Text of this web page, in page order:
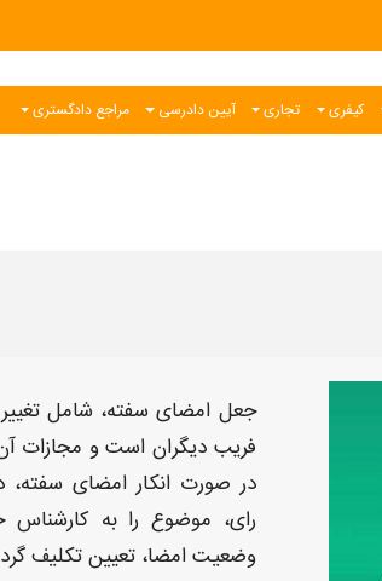
کیفری تجاری آیین دادرسی مراجع دادگستری
جعل امضای سفته، شامل
فریب دیگران است و مجازات
در صورتانکار امضای سفته،
رای، موضوع را به
وضعیتامضا،تعیین تکلیف